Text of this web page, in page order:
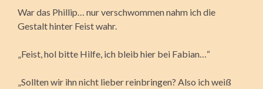
War das Phillip… nur verschwommen nahm ich die
Gestalt hinter Feist wahr.
„Feist, hol bitte Hilfe, ich bleib hier bei Fabian…“
„Sollten wir ihn nicht lieber reinbringen? Also ich weiß